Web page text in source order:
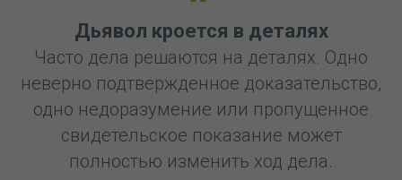
Дьявол кроется в деталях
Часто дела решаются на деталях. Одно
неверно подтвержденное доказательство,
одно недоразумение или пропущенное
свидетельское показание может
полностью изменить ход дела.